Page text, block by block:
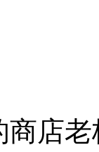
店老